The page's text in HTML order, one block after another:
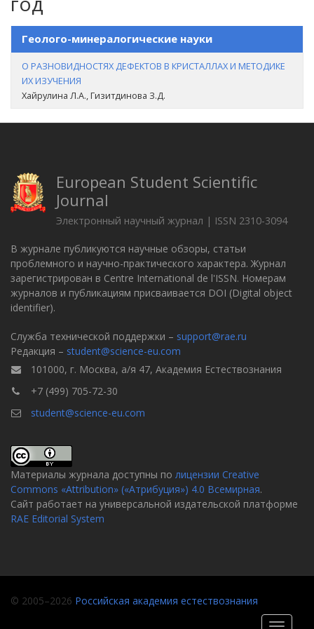
Геолого-минералогические науки
О РАЗНОВИДНОСТЯХ ДЕФЕКТОВ В КРИСТАЛЛАХ И МЕТОДИКЕ
ИХ ИЗУЧЕНИЯ
Хайрулина Л.А., Гизитдинова З.Д.
European Student Scientific
Journal
Электронный научный журнал | ISSN 2310-3094
В журнале публикуются научные обзоры, статьи
проблемного и научно-практического характера. Журнал
зарегистрирован в Centre International de l'ISSN. Номерам
журналов и публикациям присваивается DOI (Digital object
identifier).
Служба технической поддержки – support@rae.ru
Редакция – student@science-eu.com
101000, г. Москва, а/я 47, Академия Естествознания
+7 (499) 705-72-30
student@science-eu.com
Материалы журнала доступны по лицензии Creative
Commons «Attribution» («Атрибуция») 4.0 Всемирная.
Сайт работает на универсальной издательской платформе
RAE Editorial System
© 2005–2026 Российская академия естествознания